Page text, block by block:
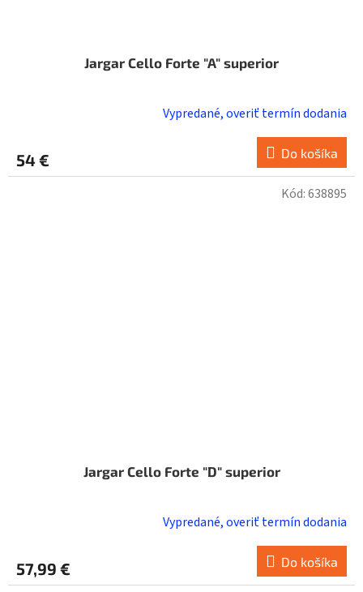
Jargar Cello Forte "A" superior
Vypredané, overiť termín dodania
54 € Do košíka
Jargar Cello Forte "D" superior
Vypredané, overiť termín dodania
57,99 € Do košíka
Kód:638895